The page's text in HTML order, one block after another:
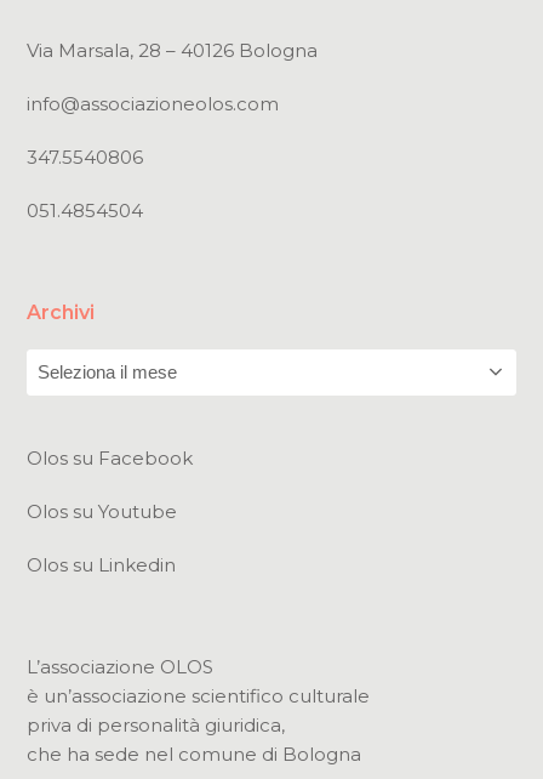
Via Marsala, 28 – 40126 Bologna
info@associazioneolos.com
347.5540806
051.4854504
Archivi
Archivi
Olos su Facebook
Olos su Youtube
Olos su Linkedin
L’associazione OLOS
è un’associazione scientifico culturale
priva di personalità giuridica,
che ha sede nel comune di Bologna